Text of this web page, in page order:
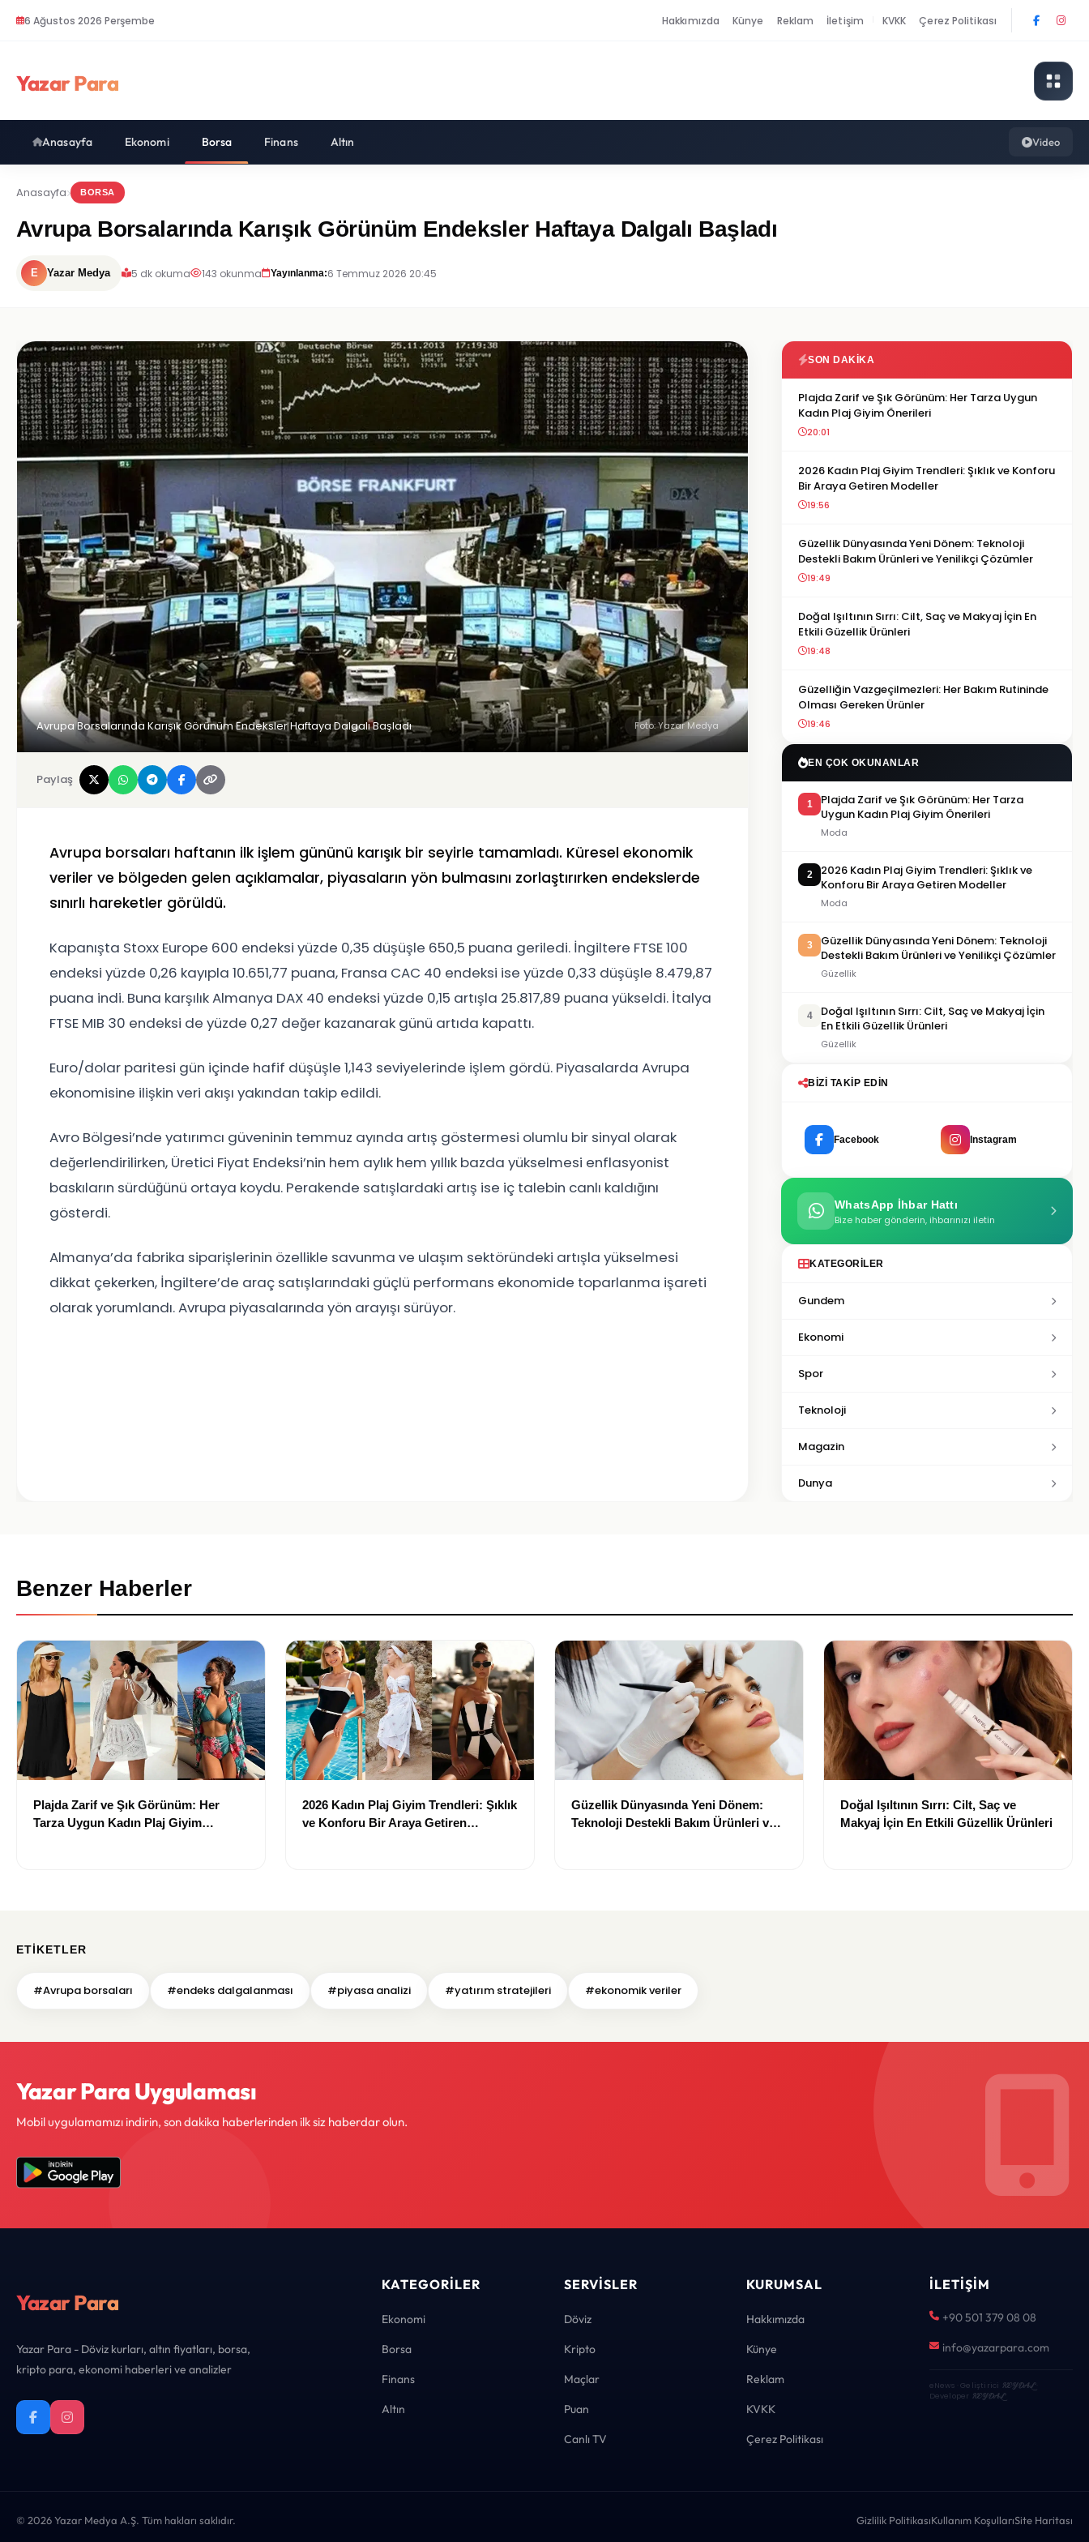
6 Ağustos 2026 Perşembe Hakkımızda Künye Reklam İletişim KVKK Çerez Politikası
Yazar Para
Anasayfa Ekonomi Borsa Finans Altın Video
Anasayfa BORSA
Avrupa Borsalarında Karışık Görünüm Endeksler Haftaya Dalgalı Başladı
E Yazar Medya 5 dk okuma 143 okunma Yayınlanma:6 Temmuz 2026 20:45
Avrupa Borsalarında Karışık Görünüm Endeksler Haftaya Dalgalı Başladı Foto: Yazar Medya
Paylaş
Avrupa borsaları haftanın ilk işlem gününü karışık bir seyirle tamamladı. Küresel ekonomik
veriler ve bölgeden gelen açıklamalar, piyasaların yön bulmasını zorlaştırırken endekslerde
sınırlı hareketler görüldü.
Kapanışta Stoxx Europe 600 endeksi yüzde 0,35 düşüşle 650,5 puana geriledi. İngiltere FTSE 100
endeksi yüzde 0,26 kayıpla 10.651,77 puana, Fransa CAC 40 endeksi ise yüzde 0,33 düşüşle 8.479,87
puana indi. Buna karşılık Almanya DAX 40 endeksi yüzde 0,15 artışla 25.817,89 puana yükseldi. İtalya
FTSE MIB 30 endeksi de yüzde 0,27 değer kazanarak günü artıda kapattı.
Euro/dolar paritesi gün içinde hafif düşüşle 1,143 seviyelerinde işlem gördü. Piyasalarda Avrupa
ekonomisine ilişkin veri akışı yakından takip edildi.
Avro Bölgesi’nde yatırımcı güveninin temmuz ayında artış göstermesi olumlu bir sinyal olarak
değerlendirilirken, Üretici Fiyat Endeksi’nin hem aylık hem yıllık bazda yükselmesi enflasyonist
baskıların sürdüğünü ortaya koydu. Perakende satışlardaki artış ise iç talebin canlı kaldığını
gösterdi.
Almanya’da fabrika siparişlerinin özellikle savunma ve ulaşım sektöründeki artışla yükselmesi
dikkat çekerken, İngiltere’de araç satışlarındaki güçlü performans ekonomide toparlanma işareti
olarak yorumlandı. Avrupa piyasalarında yön arayışı sürüyor.
SON DAKIKA
Plajda Zarif ve Şık Görünüm: Her Tarza Uygun
Kadın Plaj Giyim Önerileri
20:01
2026 Kadın Plaj Giyim Trendleri: Şıklık ve Konforu
Bir Araya Getiren Modeller
19:56
Güzellik Dünyasında Yeni Dönem: Teknoloji
Destekli Bakım Ürünleri ve Yenilikçi Çözümler
19:49
Doğal Işıltının Sırrı: Cilt, Saç ve Makyaj İçin En
Etkili Güzellik Ürünleri
19:48
Güzelliğin Vazgeçilmezleri: Her Bakım Rutininde
Olması Gereken Ürünler
19:46
EN ÇOK OKUNANLAR
1
Plajda Zarif ve Şık Görünüm: Her Tarza
Uygun Kadın Plaj Giyim Önerileri
Moda
2
2026 Kadın Plaj Giyim Trendleri: Şıklık ve
Konforu Bir Araya Getiren Modeller
Moda
3
Güzellik Dünyasında Yeni Dönem: Teknoloji
Destekli Bakım Ürünleri ve Yenilikçi Çözümler
Güzellik
4
Doğal Işıltının Sırrı: Cilt, Saç ve Makyaj İçin
En Etkili Güzellik Ürünleri
Güzellik
BIZI TAKIP EDIN
Facebook Instagram
WhatsApp İhbar Hattı
Bize haber gönderin, ihbarınızı iletin
KATEGORILER
Gundem
Ekonomi
Spor
Teknoloji
Magazin
Dunya
Benzer Haberler
Plajda Zarif ve Şık Görünüm: Her
Tarza Uygun Kadın Plaj Giyim
2026 Kadın Plaj Giyim Trendleri: Şıklık
ve Konforu Bir Araya Getiren
Güzellik Dünyasında Yeni Dönem:
Teknoloji Destekli Bakım Ürünleri ve
Doğal Işıltının Sırrı: Cilt, Saç ve
Makyaj İçin En Etkili Güzellik Ürünleri
ETIKETLER
#Avrupa borsaları #endeks dalgalanması #piyasa analizi #yatırım stratejileri #ekonomik veriler
Yazar Para Uygulaması
Mobil uygulamamızı indirin, son dakika haberlerinden ilk siz haberdar olun.
Yazar Para
Yazar Para - Döviz kurları, altın fiyatları, borsa,
kripto para, ekonomi haberleri ve analizler
KATEGORILER
Ekonomi
Borsa
Finans
Altın
SERVISLER
Döviz
Kripto
Maçlar
Puan
Canlı TV
KURUMSAL
Hakkımızda
Künye
Reklam
KVKK
Çerez Politikası
İLETIŞIM
+90 501 379 08 08
info@yazarpara.com
eNews · Geliştirici KEYDAL·
Developer KEYDAL
© 2026 Yazar Medya A.Ş. Tüm hakları saklıdır. Gizlilik PolitikasıKullanım KoşullarıSite Haritası